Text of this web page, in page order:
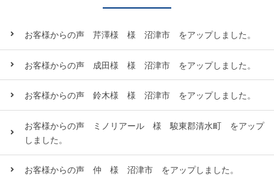
お客様からの声 芹澤様 様 沼津市 をアップしました。
お客様からの声 成田様 様 沼津市 をアップしました。
お客様からの声 鈴木様 様 沼津市 をアップしました。
お客様からの声 ミノリアール 様 駿東郡清水町 をアップ
しました。
お客様からの声 仲 様 沼津市 をアップしました。